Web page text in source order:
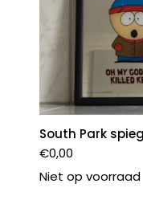
South Park
€0,00
Niet op voorraad